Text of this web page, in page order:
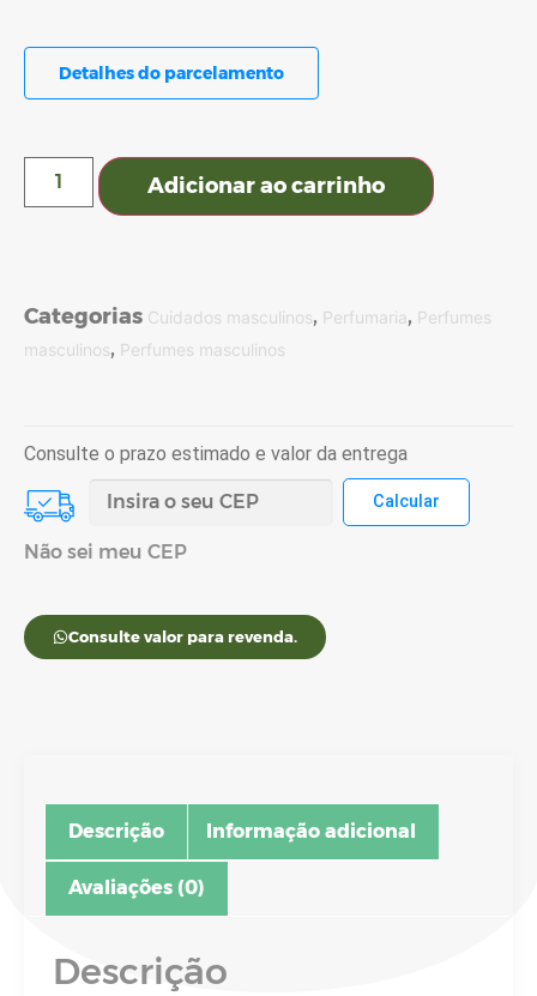
Detalhes do parcelamento
Adicionar ao carrinho
Categorias Cuidados masculinos, Perfumaria, Perfumes
masculinos, Perfumes masculinos
Consulte o prazo estimado e valor da entrega
Não sei meu CEP
Consulte valor para revenda.
Descrição Informação adicional
Avaliações (0)
Descrição